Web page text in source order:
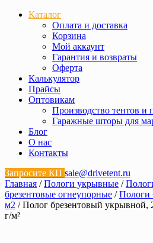
Каталог
Оплата и доставка
Корзина
Мой аккаунт
Гарантия и возвраты
Оферта
Калькулятор
Прайсы
Оптовикам
Производство тентов и
Гаражные шторы для
Блог
О нас
Контакты
Запросите КП sale@drivetent.ru
Главная /Пологи укрывные /
брезентовые огнеупорные /Пологи
м2 / Полог брезентовый укрывной,
г/м²